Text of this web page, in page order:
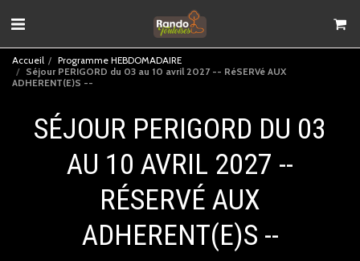
Accueil
Programme HEBDOMADAIRE
Séjour PERIGORD du 03 au 10 avril 2027 -- RéSERVé AUX
ADHERENT(E)S --
SÉJOUR PERIGORD DU 03
AU 10 AVRIL 2027 --
RÉSERVÉ AUX
ADHERENT(E)S --